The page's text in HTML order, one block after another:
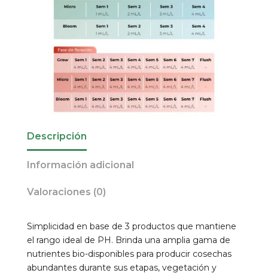
Descripción
Información adicional
Valoraciones (0)
Simplicidad en base de 3 productos que mantiene
el rango ideal de PH. Brinda una amplia gama de
nutrientes bio-disponibles para producir cosechas
abundantes durante sus etapas, vegetación y